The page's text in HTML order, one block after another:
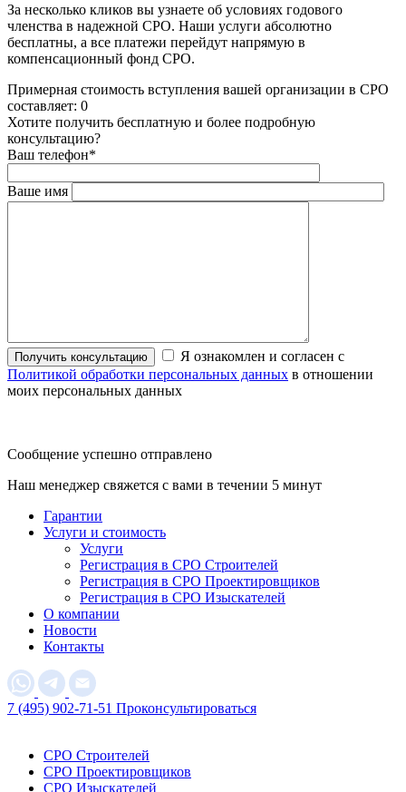
За несколько кликов вы узнаете об условиях годового
членства в надежной СРО. Наши услуги абсолютно
бесплатны, а все платежи перейдут напрямую в
компенсационный фонд СРО.
Примерная стоимость вступления вашей организации в СРО
составляет: 0
Хотите получить бесплатную и более подробную
консультацию?
Ваш телефон*
Ваше имя
Я ознакомлен и согласен с
Политикой обработки персональных данных в отношении
моих персональных данных
Сообщение успешно отправлено
Наш менеджер свяжется с вами в течении 5 минут
Гарантии
Услуги и стоимость
Услуги
Регистрация в СРО Строителей
Регистрация в СРО Проектировщиков
Регистрация в СРО Изыскателей
О компании
Новости
Контакты
7 (495) 902-71-51 Проконсультироваться
СРО Строителей
СРО Проектировщиков
СРО Изыскателей